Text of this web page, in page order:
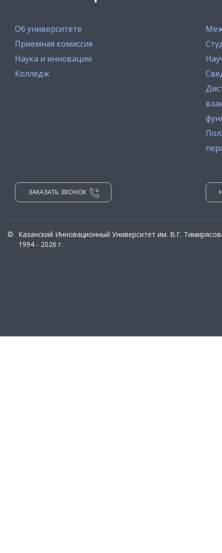
Об университете
Приемная комиссия
Наука и инновации
Колледж
ЗАКАЗАТЬ ЗВОНОК
©
Казанский Инновационный Университет им. В.Г.
1994 - 2026 г.